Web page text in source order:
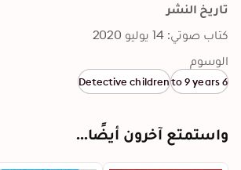
تاريخ النشر
كتاب صوتي: 14 يوليو 2020
الوسوم
6 to 9 years
Detective children
واستمتع آخرون أيضًا...